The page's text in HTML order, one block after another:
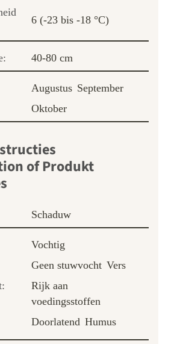
6 (-23 bis -18 °C)
40-80 cm
Augustus September
Oktober
Schaduw
Vochtig
Geen stuwvocht Vers
Rijk aan
voedingsstoffen
Doorlatend Humus